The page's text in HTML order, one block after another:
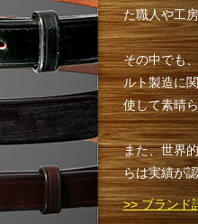
た職人や工
その中でも
ルト製造に
使して素晴
また、世界
らは実績が
>> ブランド